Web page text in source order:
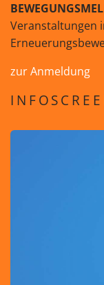
Veranstaltungen
zur Anmeldung